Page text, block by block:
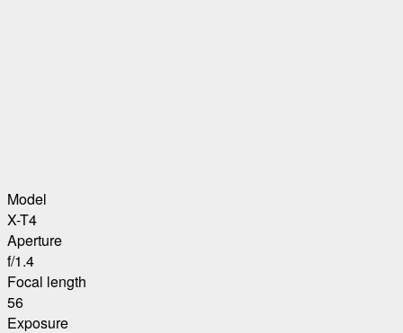
Model
X-T4
Aperture
f/1.4
Focal length
56
Exposure